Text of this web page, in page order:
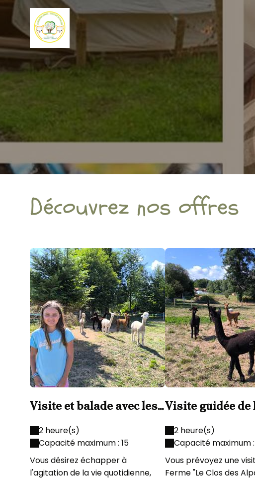
Découvrez nos offres
Visite et balade avec les
2 heure(s)
Capacité maximum : 15
Vous désirez échapper à
l'agitation de la vie quotidienne,
Visite guidée de
2 heure(s)
Capacité maximum
Vous prévoyez une
Ferme "Le Clos des